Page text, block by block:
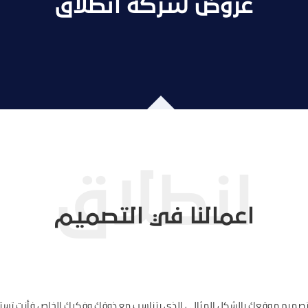
عروض شركة انطلاق
اعمالنا في التصميم